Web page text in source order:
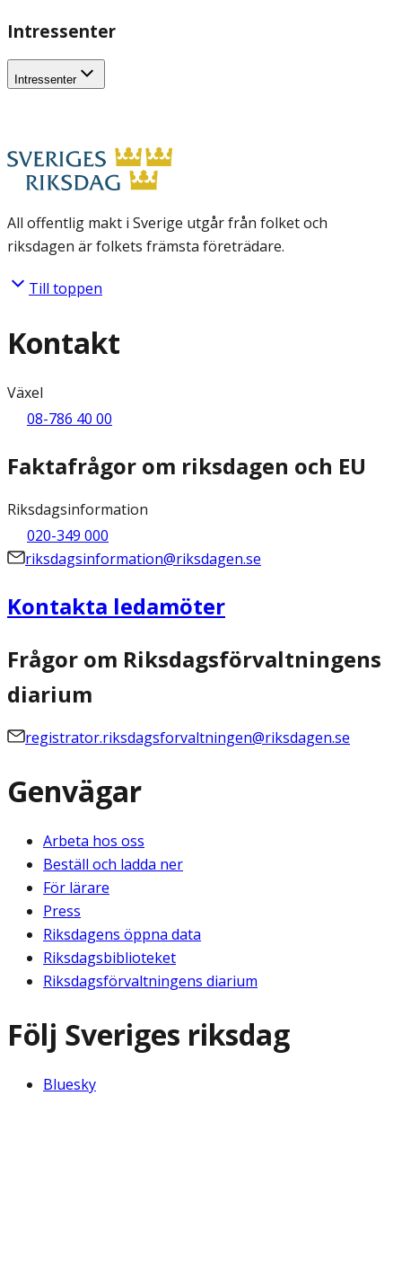
Intressenter
Intressenter
All offentlig makt i Sverige utgår från folket och
riksdagen är folkets främsta företrädare.
Till toppen
Kontakt
Växel
08-786 40 00
Faktafrågor om riksdagen och EU
Riksdagsinformation
020-349 000
riksdagsinformation@riksdagen.se
Kontakta ledamöter
Frågor om Riksdagsförvaltningens
diarium
registrator.riksdagsforvaltningen@riksdagen.se
Genvägar
Arbeta hos oss
Beställ och ladda ner
För lärare
Press
Riksdagens öppna data
Riksdagsbiblioteket
Riksdagsförvaltningens diarium
Följ Sveriges riksdag
Bluesky